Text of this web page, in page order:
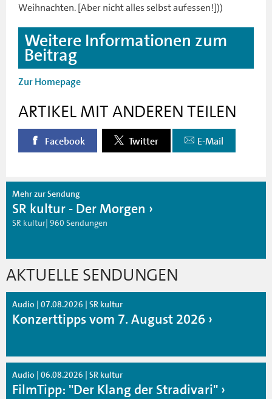
Weihnachten. [Aber nicht alles selbst aufessen!]))
Weitere Informationen zum
Beitrag
Zur Homepage
ARTIKEL MIT ANDEREN TEILEN
Facebook Twitter E-Mail
Mehr zur Sendung
SR kultur - Der Morgen
SR kultur| 960 Sendungen
AKTUELLE SENDUNGEN
Audio | 07.08.2026 | SR kultur
Konzerttipps vom 7. August 2026
Audio | 06.08.2026 | SR kultur
FilmTipp: "Der Klang der Stradivari"